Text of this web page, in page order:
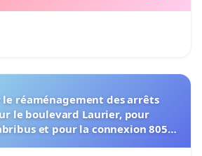
réaménagement des arrêts
le boulevard Laurier, pour
et pour la connexion 805-